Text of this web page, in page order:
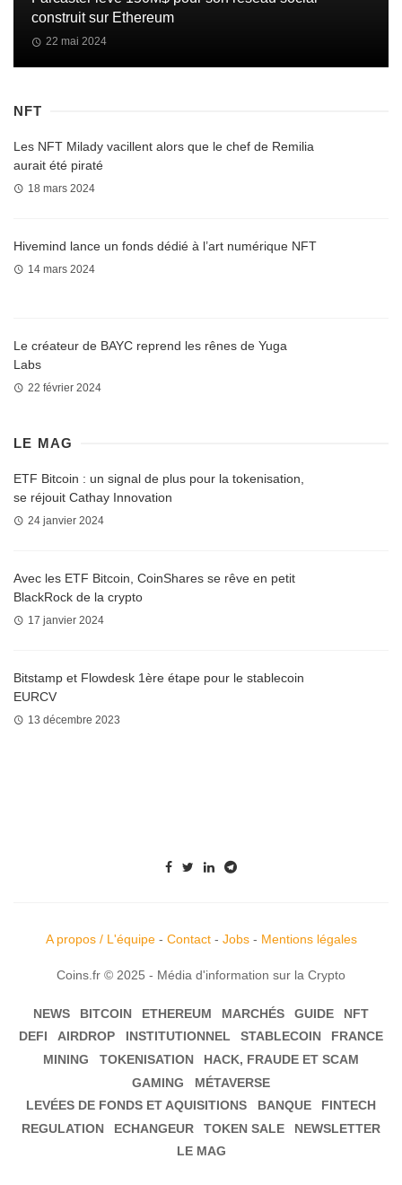
construit sur Ethereum
22 mai 2024
NFT
Les NFT Milady vacillent alors que le chef de Remilia
aurait été piraté
18 mars 2024
Hivemind lance un fonds dédié à l’art numérique NFT
14 mars 2024
Le créateur de BAYC reprend les rênes de Yuga
Labs
22 février 2024
LE MAG
ETF Bitcoin : un signal de plus pour la tokenisation,
se réjouit Cathay Innovation
24 janvier 2024
Avec les ETF Bitcoin, CoinShares se rêve en petit
BlackRock de la crypto
17 janvier 2024
Bitstamp et Flowdesk 1ère étape pour le stablecoin
EURCV
13 décembre 2023
A propos / L'équipe- Contact- Jobs- Mentions légales
Coins.fr © 2025 - Média d'information sur la Crypto
NEWS BITCOIN ETHEREUM MARCHÉS GUIDE
NFT
DEFI
AIRDROP INSTITUTIONNEL STABLECOIN
FRANCE
MINING
TOKENISATION
HACK, FRAUDE ET SCAM
GAMING
MÉTAVERSE
LEVÉES DE FONDS ET AQUISITIONS
BANQUE
FINTECH
REGULATION
ECHANGEUR TOKEN SALE
NEWSLETTER
LE MAG